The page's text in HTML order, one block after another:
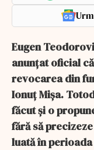
Eugen
anunțat oficial
revocarea din
Ionuț Mișa.
făcut și o
fără să
luată în